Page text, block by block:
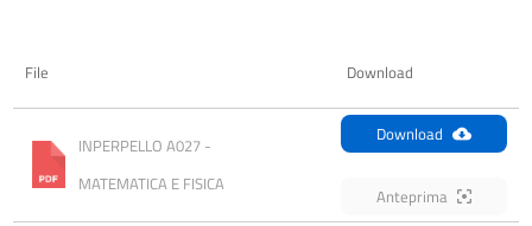
File Download
INPERPELLO A027 -
MATEMATICA E FISICA
Download
Anteprima